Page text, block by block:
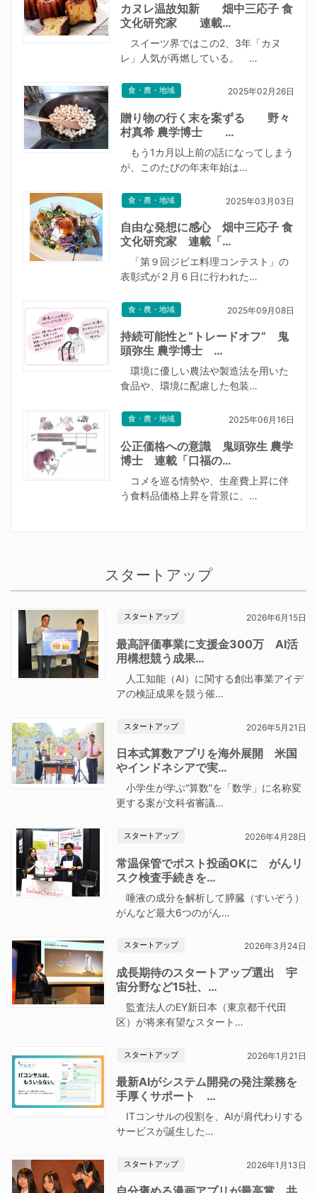
カヌレ温故知新 畑中三応子 食
文化研究家 連載…
スイーツ界ではこの2、3年「カヌ
レ」人気が再燃している。 …
食・農・地域 2025年02月26日
贈り物の行く末を案ずる 野々
村真希 農学博士 …
もう1カ月以上前の話になってしまう
が、このたびの年末年始は…
食・農・地域 2025年03月03日
自由な発想に感心 畑中三応子 食
文化研究家 連載「…
「第９回ジビエ料理コンテスト」の
表彰式が２月６日に行われた…
食・農・地域 2025年09月08日
持続可能性と“トレードオフ” 鬼
頭弥生 農学博士 …
環境に優しい農法や製造法を用いた
食品や、環境に配慮した包装…
食・農・地域 2025年06月16日
公正価格への意識 鬼頭弥生 農学
博士 連載「口福の…
コメを巡る情勢や、生産費上昇に伴
う食料品価格上昇を背景に、…
スタートアップ
スタートアップ 2026年6月15日
最高評価事業に支援金300万 AI活
用構想競う成果…
人工知能（AI）に関する創出事業アイデ
アの検証成果を競う催…
スタートアップ 2026年5月21日
日本式算数アプリを海外展開 米国
やインドネシアで実…
小学生が学ぶ“算数”を「数学」に名称変
更する案が文科省審議…
スタートアップ 2026年4月28日
常温保管でポスト投函OKに がんリ
スク検査手続きを…
唾液の成分を解析して膵臓（すいぞう）
がんなど最大6つのがん…
スタートアップ 2026年3月24日
成長期待のスタートアップ選出 宇
宙分野など15社、…
監査法人のEY新日本（東京都千代田
区）が将来有望なスタート…
スタートアップ 2026年1月21日
最新AIがシステム開発の発注業務を
手厚くサポート …
ITコンサルの役割を、AIが肩代わりする
サービスが誕生した…
スタートアップ 2026年1月13日